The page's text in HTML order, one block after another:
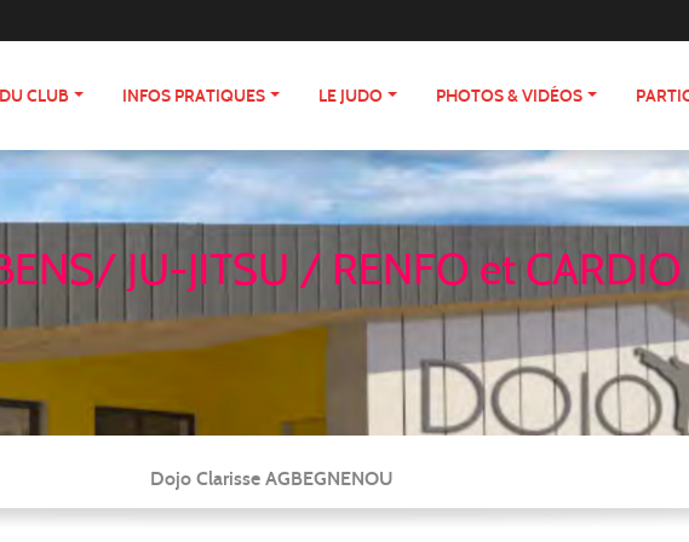
CLUB INFOS PRATIQUES LE JUDO PHOTOS & VIDÉOS
JU-JITSU / RENFO et
Dojo Clarisse AGBEGNENOU